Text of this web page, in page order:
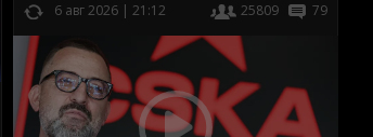
6 авг 2026 | 21:12 25809 79